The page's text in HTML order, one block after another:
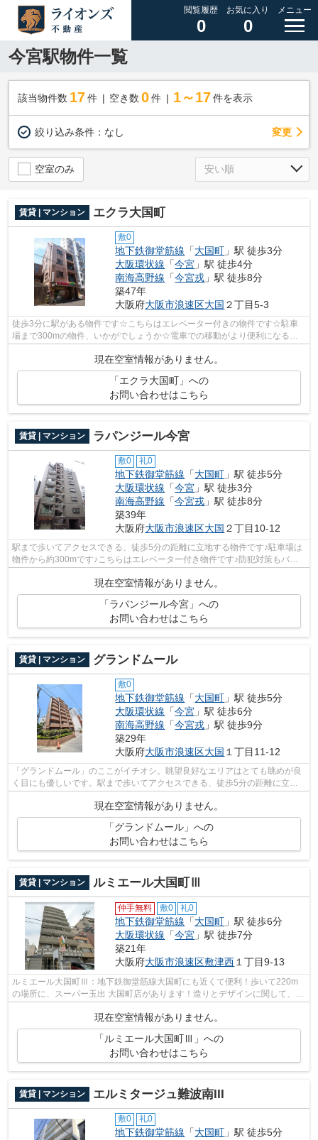
閲覧履歴
0
お気に入り
0
メニュー
今宮駅物件一覧
該当物件数 17件 空き数 0 件 1～17 件を表示
絞り込み条件： なし 変更
空室のみ
賃貸 | マンション エクラ大国町
敷0
地下鉄御堂筋線 「大国町 」駅 徒歩3分
大阪環状線 「今宮 」駅 徒歩4分
南海高野線 「今宮戎 」駅 徒歩8分
築47年
大阪府大阪市浪速区大国 ２丁目5-3
徒歩3分に駅がある物件です☆こちらはエレベーター付きの物件です☆駐車
場まで300mの物件、いかがでしょうか☆電車での移動がより便利になる、2
現在空室情報がありません。
「エクラ大国町」への
お問い合わせはこちら
賃貸 | マンション ラパンジール今宮
敷0 礼0
地下鉄御堂筋線 「大国町 」駅 徒歩5分
大阪環状線 「今宮 」駅 徒歩3分
南海高野線 「今宮戎 」駅 徒歩8分
築39年
大阪府大阪市浪速区大国 ２丁目10-12
駅まで歩いてアクセスできる、徒歩5分の距離に立地する物件です♪駐車場は
物件から約300mです♪こちらはエレベーター付き物件です♪防犯対策もバッ
現在空室情報がありません。
「ラパンジール今宮」への
お問い合わせはこちら
賃貸 | マンション グランドムール
敷0
地下鉄御堂筋線 「大国町 」駅 徒歩5分
大阪環状線 「今宮 」駅 徒歩6分
南海高野線 「今宮戎 」駅 徒歩9分
築29年
大阪府大阪市浪速区大国 １丁目11-12
「グランドムール」のここがイチオシ。眺望良好なエリアはとても眺めが良
く目にも優しいです。駅まで歩いてアクセスできる、徒歩5分の距離に立地
する物件です。こちらの物件から300mの...
現在空室情報がありません。
「グランドムール」への
お問い合わせはこちら
賃貸 | マンション ルミエール大国町Ⅲ
仲手無料 敷0 礼0
地下鉄御堂筋線 「大国町 」駅 徒歩6分
大阪環状線 「今宮 」駅 徒歩7分
築21年
大阪府大阪市浪速区敷津西１丁目9-13
ルミエール大国町Ⅲ：地下鉄御堂筋線大国町にも近くて便利！歩いて220m
の場所に、スーパー玉出 大国町店があります！造りとデザインに関して、自
現在空室情報がありません。
「ルミエール大国町Ⅲ」への
お問い合わせはこちら
賃貸 | マンション エルミタージュ難波南III
敷0 礼0
地下鉄御堂筋線 「大国町 」駅 徒歩5分